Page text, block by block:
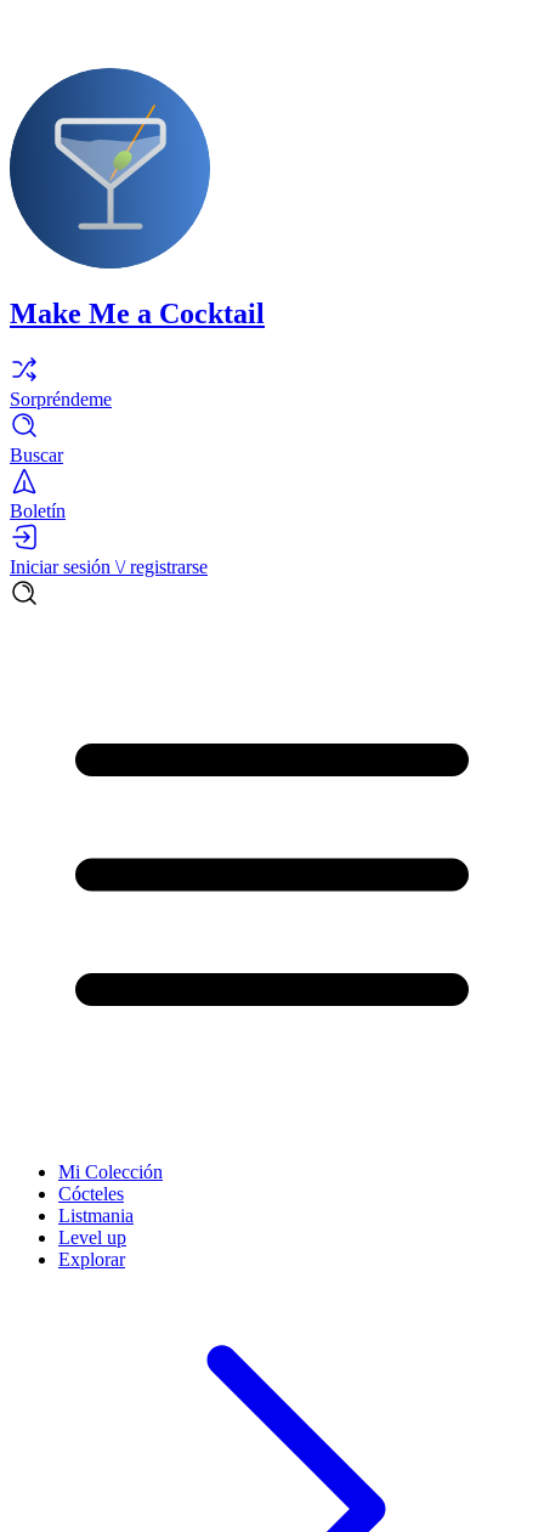
Make Me a Cocktail
Sorpréndeme
Buscar
Boletín
Iniciar sesión \/ registrarse
Mi Colección
Cócteles
Listmania
Level up
Explorar